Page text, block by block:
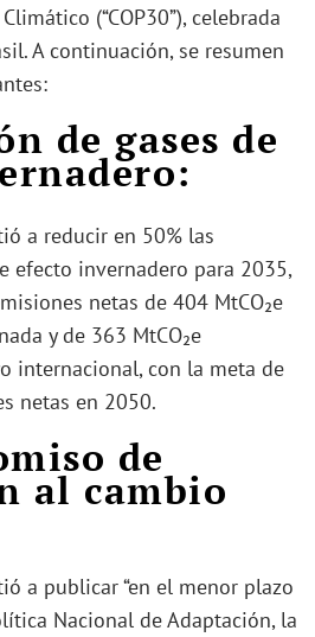
(“COP30”), celebrada
A continuación, se resumen
de gases de
a reducir en 50% las
efecto invernadero para 2035,
netas de 404 MtCO₂e
y de 363 MtCO₂e
internacional, con la meta de
netas en 2050.
de
al cambio
a publicar “en el menor plazo
Nacional de Adaptación, la